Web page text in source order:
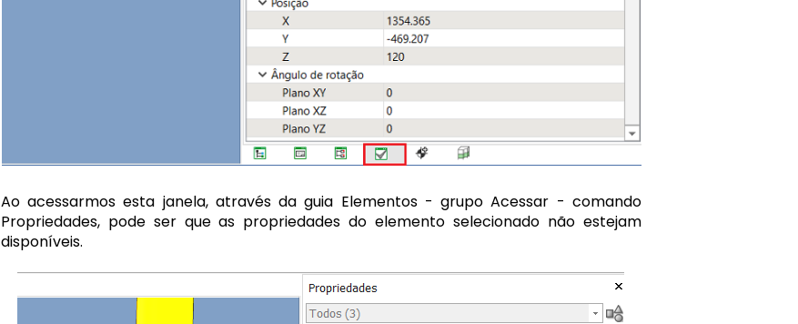
Ao acessarmos esta janela, através da guia Elementos - grupo Acessar - comando
Propriedades, pode ser que as propriedades do elemento selecionado não estejam
disponíveis.